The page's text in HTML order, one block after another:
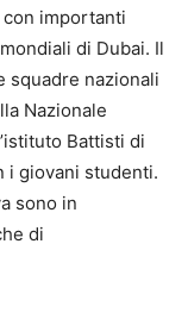
importanti
di Dubai. Il
squadre nazionali
Nazionale
Battisti di
i giovani studenti.
sono in
di